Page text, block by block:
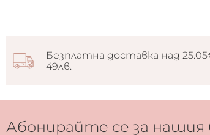
Безплатна доставка над
49лв.
Абонирайте се за